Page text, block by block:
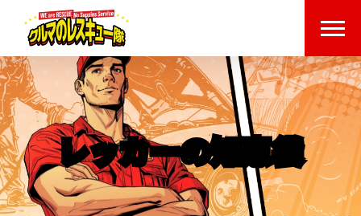
レッカーの知恵袋